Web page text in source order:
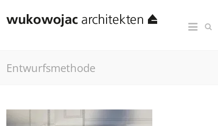
Entwurfsmethode